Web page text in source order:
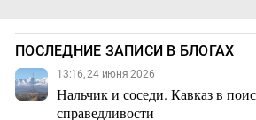
ПОСЛЕДНИЕ ЗАПИСИ В БЛОГАХ
13:16, 24 июня 2026
Нальчик и соседи. Кавказ в
справедливости